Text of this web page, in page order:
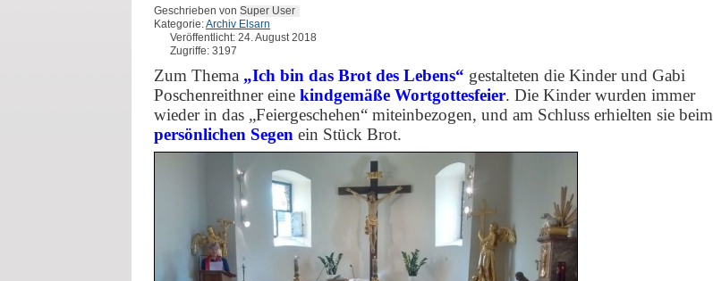
Geschrieben von Super User
Kategorie:Archiv Elsarn
Veröffentlicht: 24. August 2018
Zugriffe: 3197
Zum Thema „Ich bin das Brot des Lebens“ gestalteten die Kinder und Gabi
Poschenreithner eine kindgemäße Wortgottesfeier. Die Kinder wurden immer
wieder in das „Feiergeschehen“ miteinbezogen, und am Schluss erhielten sie beim
persönlichen Segen ein Stück Brot.